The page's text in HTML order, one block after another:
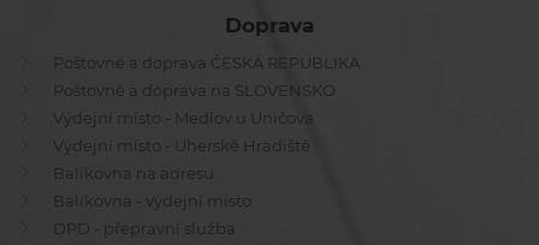
Doprava
Poštovné a doprava ČESKÁ REPUBLIKA
Poštovné a doprava na SLOVENSKO
Výdejní místo - Medlov u Uničova
Výdejní místo - Uherské Hradiště
Balíkovna na adresu
Balíkovna - výdejní místo
DPD - přepravní služba